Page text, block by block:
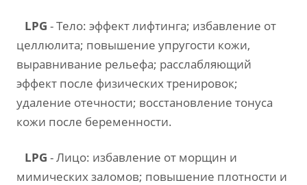
LPG - Тело: эффект лифтинга; избавление от
целлюлита; повышение упругости кожи,
выравнивание рельефа; расслабляющий
эффект после физических тренировок;
удаление отечности; восстановление тонуса
кожи после беременности.
LPG - Лицо: избавление от морщин и
мимических заломов; повышение плотности и